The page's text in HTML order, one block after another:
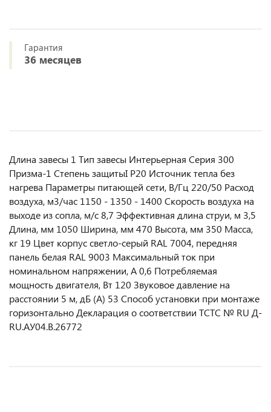
Гарантия
36 месяцев
Длина завесы 1 Тип завесы Интерьерная Серия 300
Призма-1 Степень защитыI P20 Источник тепла без
нагрева Параметры питающей сети, В/Гц 220/50 Расход
воздуха, м3/час 1150 - 1350 - 1400 Скорость воздуха на
выходе из сопла, м/с 8,7 Эффективная длина струи, м 3,5
Длина, мм 1050 Ширина, мм 470 Высота, мм 350 Масса,
кг 19 Цвет корпус светло-серый RAL 7004, передняя
панель белая RAL 9003 Максимальный ток при
номинальном напряжении, A 0,6 Потребляемая
мощность двигателя, Вт 120 Звуковое давление на
расстоянии 5 м, дБ (A) 53 Способ установки при монтаже
горизонтально Декларация о соответствии ТСТС № RU Д-
RU.АУ04.B.26772